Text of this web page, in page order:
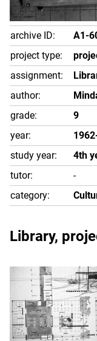
archive ID:
A1-
project type:
assignment:
author:
grade:
9
year:
study year:
4th
tutor:
-
category:
Library,